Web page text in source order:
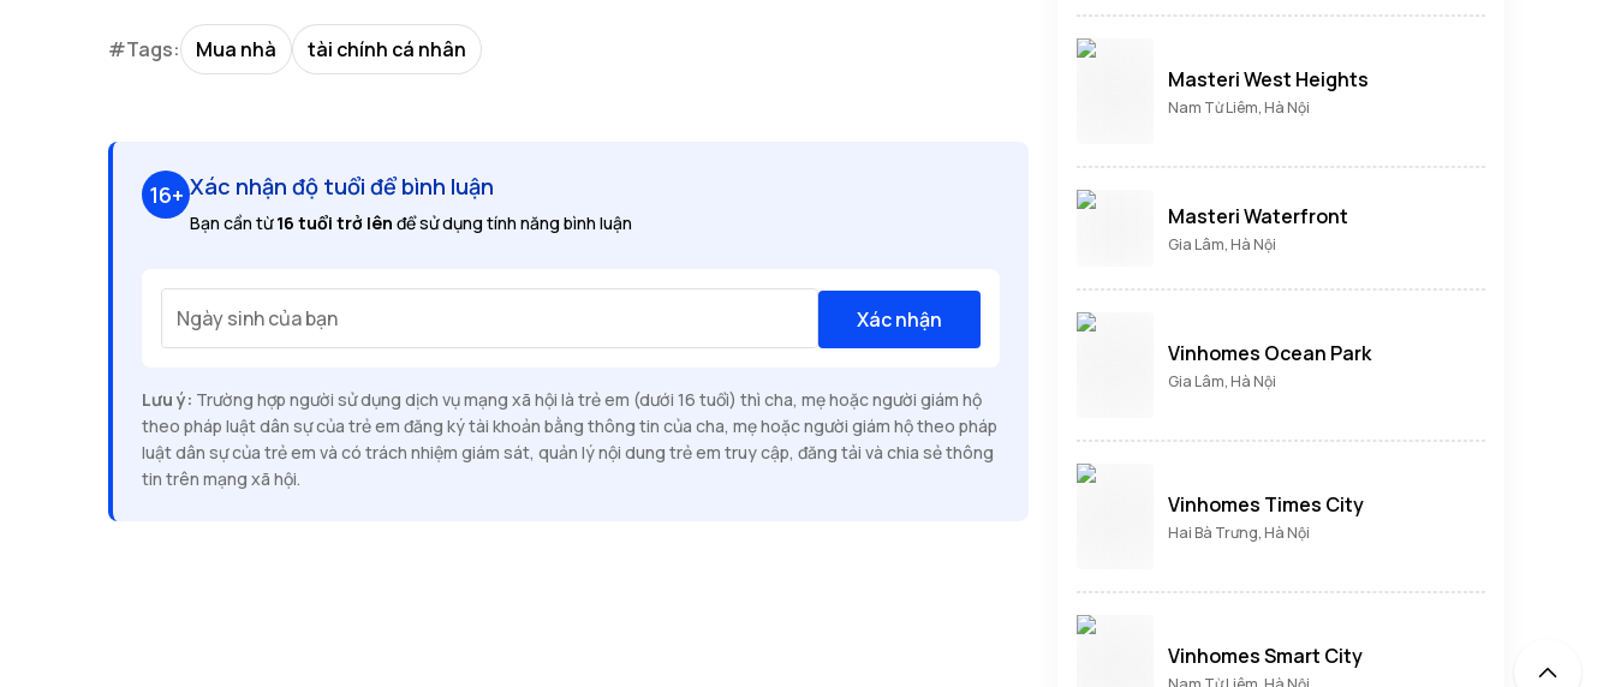
#Tags: Mua nhà tài chính cá nhân
16+ Xác nhận độ tuổi để bình luận
Bạn cần từ16 tuổi trở lên để sử dụng tính năng bình luận
Ngày sinh của bạn Xác nhận
Lưu ý: Trường hợp người sử dụng dịch vụ mạng xã hội là trẻ em (dưới 16 tuổi) thì cha, mẹ hoặc người giám hộ
theo pháp luật dân sự của trẻ em đăng ký tài khoản bằng thông tin của cha, mẹ hoặc người giám hộ theo pháp
luật dân sự của trẻ em và có trách nhiệm giám sát, quản lý nội dung trẻ em truy cập, đăng tải và chia sẻ thông
tin trên mạng xã hội.
Masteri West Heights
Nam Từ Liêm, Hà Nội
Masteri Waterfront
Gia Lâm, Hà Nội
Vinhomes Ocean Park
Gia Lâm, Hà Nội
Vinhomes Times City
Hai Bà Trưng, Hà Nội
Vinhomes Smart City